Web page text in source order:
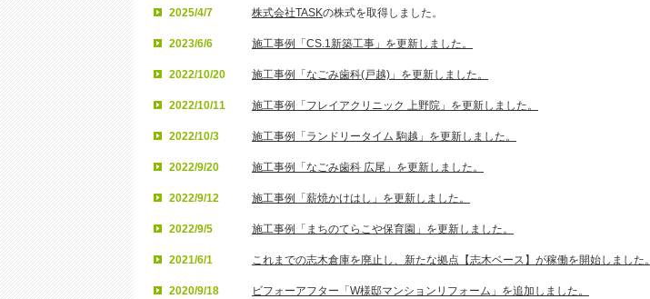
2025/4/7 株式会社TASKの株式を取得しました。
2023/6/6 施工事例「CS.1新築工事」を更新しました。
2022/10/20 施工事例「なごみ歯科(戸越)」を更新しました。
2022/10/11 施工事例「フレイアクリニック 上野院」を更新しました。
2022/10/3 施工事例「ランドリータイム 駒越」を更新しました。
2022/9/20 施工事例「なごみ歯科 広尾」を更新しました。
2022/9/12 施工事例「薪焼かけはし」を更新しました。
2022/9/5 施工事例「まちのてらこや保育園」を更新しました。
2021/6/1 これまでの志木倉庫を廃止し、新たな拠点【志木ベース】が稼働を開始しました。
2020/9/18 ビフォーアフター「W様邸マンションリフォーム」を追加しました。